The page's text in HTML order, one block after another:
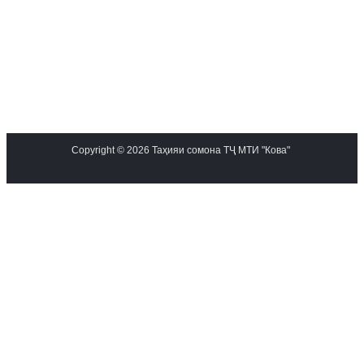
Copyright © 2026 Таҳияи сомона ТҶ МТИ "Кова"